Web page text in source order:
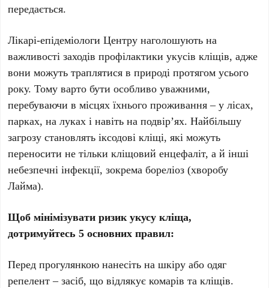
передається.
Лікарі-епідеміологи Центру наголошують на
важливості заходів профілактики укусів кліщів, адже
вони можуть траплятися в природі протягом усього
року. Тому варто бути особливо уважними,
перебуваючи в місцях їхнього проживання – у лісах,
парках, на луках і навіть на подвір’ях. Найбільшу
загрозу становлять іксодові кліщі, які можуть
переносити не тільки кліщовий енцефаліт, а й інші
небезпечні інфекції, зокрема бореліоз (хворобу
Лайма).
Щоб мінімізувати ризик укусу кліща,
дотримуйтесь 5 основних правил:
Перед прогулянкою нанесіть на шкіру або одяг
репелент – засіб, що відлякує комарів та кліщів.